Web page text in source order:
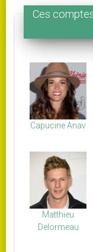
Ces
Capucine Anav
Matthieu
Delormeau